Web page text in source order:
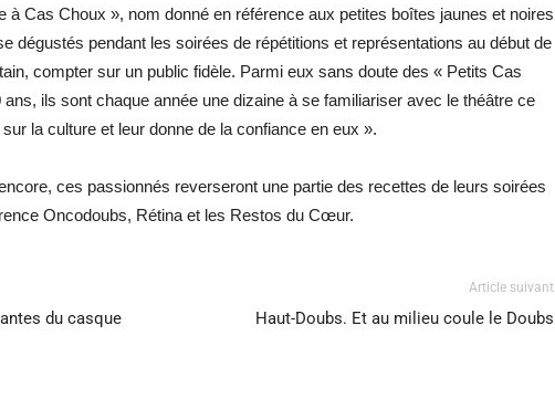
à Cas Choux », nom donné en référence aux petites boîtes jaunes et noires
dégustés pendant les soirées de répétitions et représentations au début de
compter sur un public fidèle. Parmi eux sans doute des « Petits Cas
ils sont chaque année une dizaine à se familiariser avec le théâtre ce
la culture et leur donne de la confiance en eux ».
ces passionnés reverseront une partie des recettes de leurs soirées
Oncodoubs, Rétina et les Restos du Cœur.
du casque
Article suivant
Haut-Doubs. Et au milieu coule le Doubs